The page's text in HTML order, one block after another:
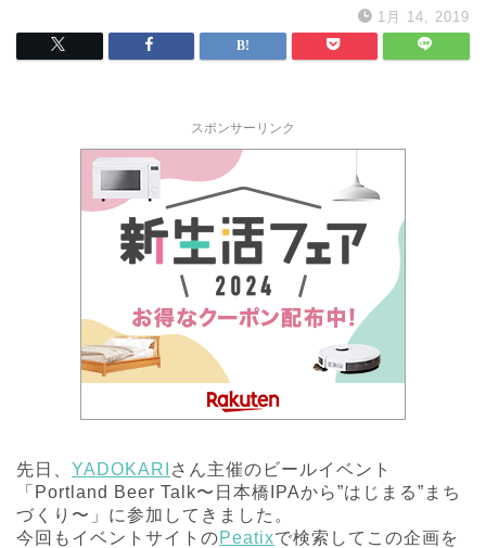
1月 14, 2019
スポンサーリンク
先日、 YADOKARI さん主催のビールイベント
「Portland Beer Talk〜日本橋IPAから”はじまる”まち
づくり〜」に参加してきました。
今回もイベントサイトのPeatixで検索してこの企画を